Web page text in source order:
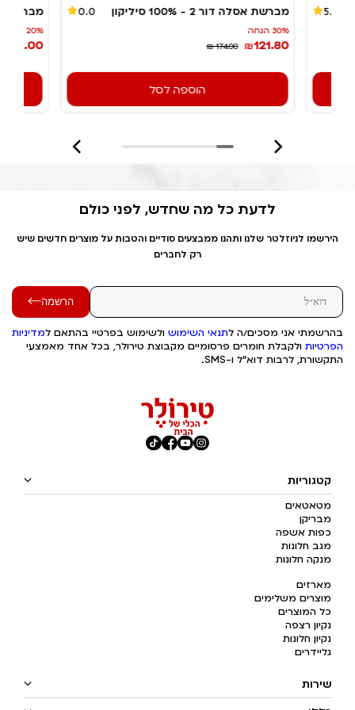
5.0 מברשת אסלה דור 2 - 100% סיליקון 0.0
30% הנחה
₪121.80
₪ 174.00
הוספה לסל
מבריקן
20% הנחה
132.00
לדעת כל מה שחדש, לפני כולם
הירשמו לניוזלטר שלנו ותהנו ממבצעים סודיים והטבות על מוצרים חדשים שיש
רק לחברים
הרשמה
בהרשמתי אני מסכים/ה לתנאי השימוש ולשימוש בפרטיי בהתאם למדיניות
הפרטיות ולקבלת חומרים פרסומיים מקבוצת טירולר, בכל אחד מאמצעי
התקשורת, לרבות דוא"ל ו-SMS.
קטגוריות
מטאטאים
מבריקן
כפות אשפה
מגב חלונות
מנקה חלונות
מארזים
מוצרים משלימים
כל המוצרים
נקיון רצפה
נקיון חלונות
גליידרים
שירות